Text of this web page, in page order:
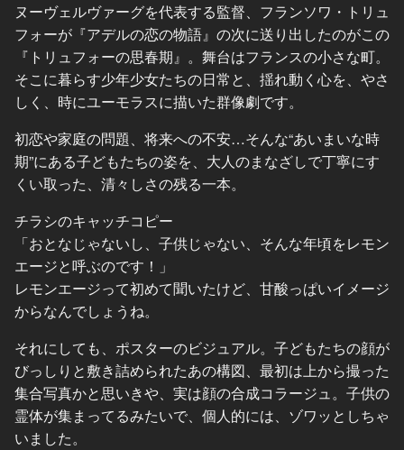
ヌーヴェルヴァーグを代表する監督、フランソワ・トリュ
フォーが『アデルの恋の物語』の次に送り出したのがこの
『トリュフォーの思春期』。舞台はフランスの小さな町。
そこに暮らす少年少女たちの日常と、揺れ動く心を、やさ
しく、時にユーモラスに描いた群像劇です。
初恋や家庭の問題、将来への不安…そんな“あいまいな時
期”にある子どもたちの姿を、大人のまなざしで丁寧にす
くい取った、清々しさの残る一本。
チラシのキャッチコピー
「おとなじゃないし、子供じゃない、そんな年頃をレモン
エージと呼ぶのです！」
レモンエージって初めて聞いたけど、甘酸っぱいイメージ
からなんでしょうね。
それにしても、ポスターのビジュアル。子どもたちの顔が
びっしりと敷き詰められたあの構図、最初は上から撮った
集合写真かと思いきや、実は顔の合成コラージュ。子供の
霊体が集まってるみたいで、個人的には、ゾワッとしちゃ
いました。